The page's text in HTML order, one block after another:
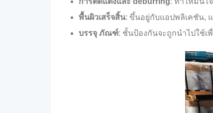
พื้นผิวเสร็จสิ้น: ขึ้นอยู่กับแอปพลิเคชัน,
บรรจุ ภัณฑ์: ชั้นป้องกันจะถูกนำไปใช้เ